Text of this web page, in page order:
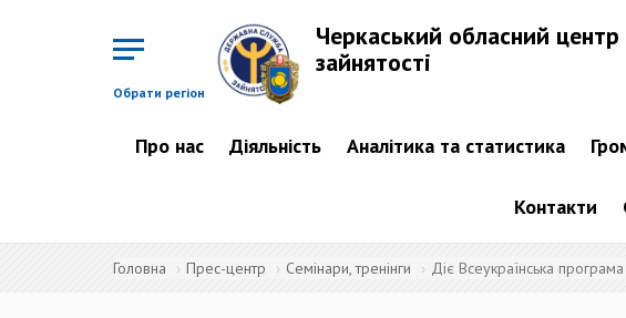
Обрати регіон
Черкаський обласний центр
зайнятості
Про нас Діяльність Аналітика та статистика
Контакти
Головна Прес-центр Семінари, тренінги Діє Всеукраїнська